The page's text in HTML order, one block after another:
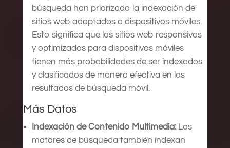
búsqueda han priorizado la indexación de
sitios web adaptados a dispositivos móviles.
Esto significa que los sitios web responsivos
y optimizados para dispositivos móviles
tienen más probabilidades de ser indexados
y clasificados de manera efectiva en los
resultados de búsqueda móvil.
Más Datos
Indexación de Contenido Multimedia:Los
motores de búsqueda también indexan